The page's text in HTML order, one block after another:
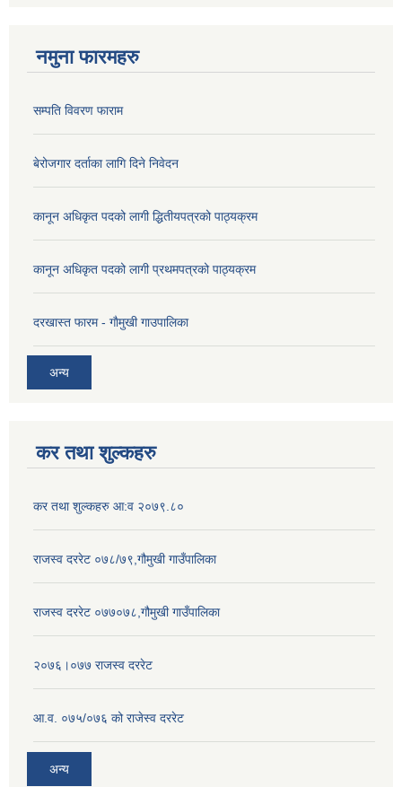
नमुना फारमहरु
सम्पति विवरण फाराम
बेरोजगार दर्ताका लागि दिने निवेदन
कानून अधिकृत पदको लागी द्धितीयपत्रको पाठ्यक्रम
कानून अधिकृत पदको लागी प्रथमपत्रको पाठ्यक्रम
दरखास्त फारम - गाैमुखी गाउपालिका
अन्य
कर तथा शुल्कहरु
कर तथा शुल्कहरु आ:व २०७९.८०
राजस्व दररेट ०७८/७९,गौमुखी गाउँपालिका
राजस्व दररेट ०७७०७८,गौमुखी गाउँपालिका
२०७६।०७७ राजस्व दररेट
आ.व. ०७५/०७६ को राजेस्व दररेट
अन्य